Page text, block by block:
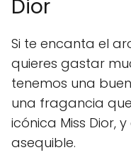
Dior
Si te encanta el
quieres gastar
tenemos una
una fragancia
icónica Miss Dior,
asequible.